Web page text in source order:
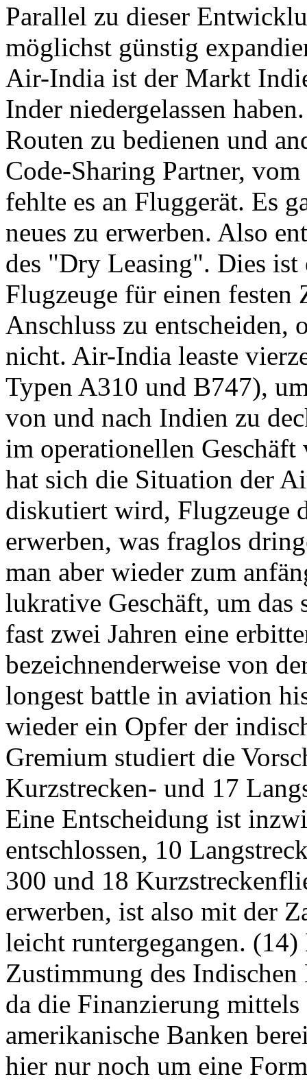
Parallel zu dieser
möglichst günstig
Air-India ist der Markt
Inder niedergelassen
Routen zu bedienen und
Code-Sharing Partner,
fehlte es an Fluggerät. Es
neues zu erwerben. Also
des "Dry Leasing". Dies
Flugzeuge für einen
Anschluss zu entscheiden,
nicht. Air-India leaste
Typen A310 und B747),
von und nach Indien zu
im operationellen Geschäft
hat sich die Situation der
diskutiert wird, Flugzeuge
erwerben, was fraglos
man aber wieder zum
lukrative Geschäft, um
fast zwei Jahren eine
bezeichnenderweise von
longest battle in aviation
wieder ein Opfer der
Gremium studiert die
Kurzstrecken- und 17
Eine Entscheidung ist
entschlossen, 10
300 und 18
erwerben, ist also mit der
leicht runtergegangen.
Zustimmung des
da die Finanzierung
amerikanische Banken
hier nur noch um eine